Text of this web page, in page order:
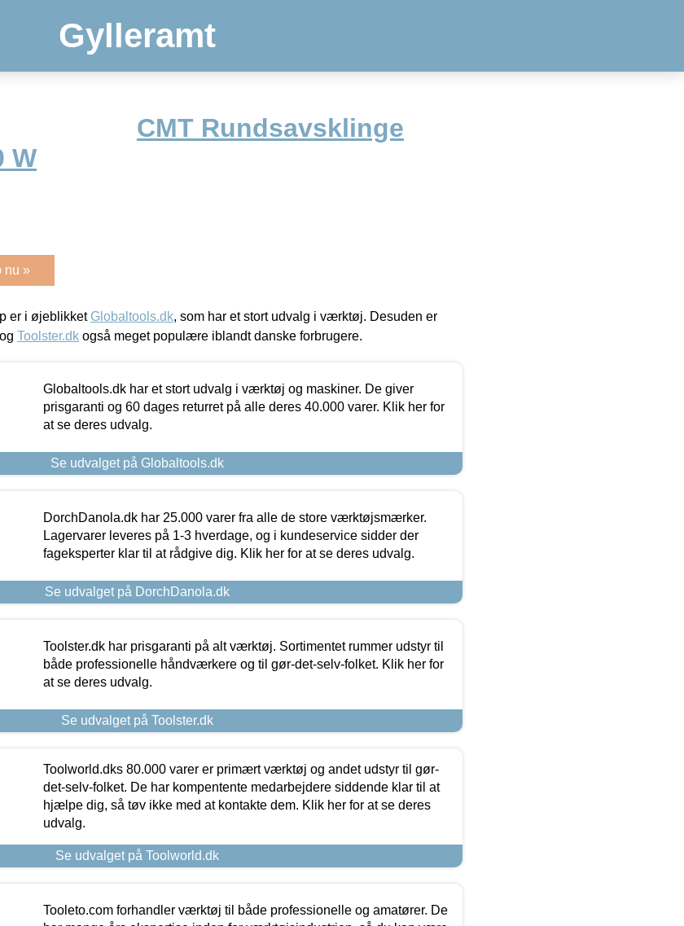
Gylleramt
CMT Rundsavsklinge
W
nu »
er i øjeblikket Globaltools.dk, som har et stort udvalg i værktøj. Desuden er
og Toolster.dk også meget populære iblandt danske forbrugere.
Globaltools.dk har et stort udvalg i værktøj og maskiner. De giver
prisgaranti og 60 dages returret på alle deres 40.000 varer. Klik her for
at se deres udvalg.
Se udvalget på Globaltools.dk
DorchDanola.dk har 25.000 varer fra alle de store værktøjsmærker.
Lagervarer leveres på 1-3 hverdage, og i kundeservice sidder der
fageksperter klar til at rådgive dig. Klik her for at se deres udvalg.
Se udvalget på DorchDanola.dk
Toolster.dk har prisgaranti på alt værktøj. Sortimentet rummer udstyr til
både professionelle håndværkere og til gør-det-selv-folket. Klik her for
at se deres udvalg.
Se udvalget på Toolster.dk
Toolworld.dks 80.000 varer er primært værktøj og andet udstyr til gør-
det-selv-folket. De har kompentente medarbejdere siddende klar til at
hjælpe dig, så tøv ikke med at kontakte dem. Klik her for at se deres
udvalg.
Se udvalget på Toolworld.dk
Tooleto.com forhandler værktøj til både professionelle og amatører. De